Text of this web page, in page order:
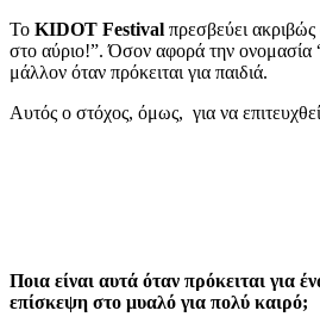
Το KIDOT Festival πρεσβεύει
στο αύριο!”. Όσον αφορά την ονομασία
μάλλον όταν πρόκειται για παιδιά.
Αυτός ο στόχος, όμως, για να
Ποια είναι αυτά όταν πρόκειται για
επίσκεψη στο μυαλό για πολύ καιρό;